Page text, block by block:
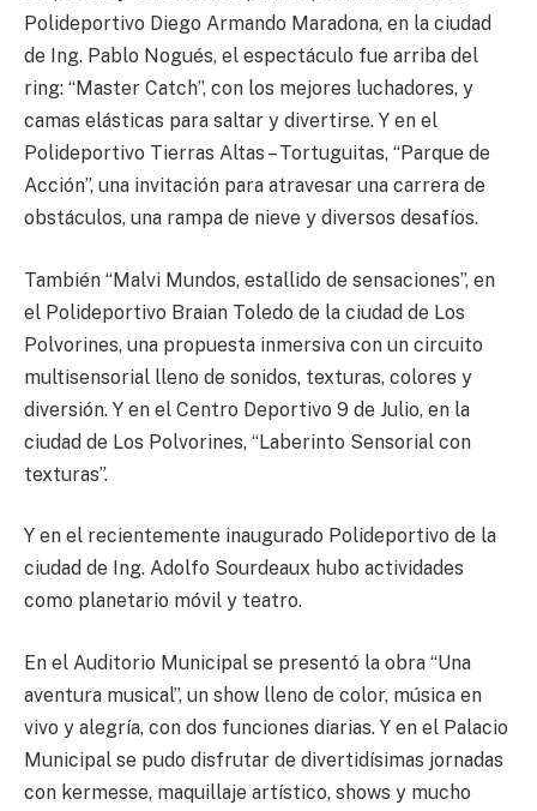
Polideportivo Diego Armando Maradona, en la ciudad
de Ing. Pablo Nogués, el espectáculo fue arriba del
ring: “Master Catch”, con los mejores luchadores, y
camas elásticas para saltar y divertirse. Y en el
Polideportivo Tierras Altas – Tortuguitas, “Parque de
Acción”, una invitación para atravesar una carrera de
obstáculos, una rampa de nieve y diversos desafíos.
También “Malvi Mundos, estallido de sensaciones”, en
el Polideportivo Braian Toledo de la ciudad de Los
Polvorines, una propuesta inmersiva con un circuito
multisensorial lleno de sonidos, texturas, colores y
diversión. Y en el Centro Deportivo 9 de Julio, en la
ciudad de Los Polvorines, “Laberinto Sensorial con
texturas”.
Y en el recientemente inaugurado Polideportivo de la
ciudad de Ing. Adolfo Sourdeaux hubo actividades
como planetario móvil y teatro.
En el Auditorio Municipal se presentó la obra “Una
aventura musical”, un show lleno de color, música en
vivo y alegría, con dos funciones diarias. Y en el Palacio
Municipal se pudo disfrutar de divertidísimas jornadas
con kermesse, maquillaje artístico, shows y mucho